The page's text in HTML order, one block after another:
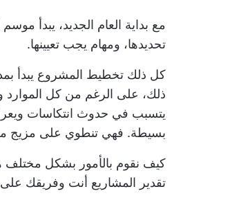
مع بداية العام الجديد، يبدأ
تحديدها، ومهام يجب تعيينها.
كل ذلك تخطيط المشروع يبدأ
ذلك، على الرغم من كل الموارد
يتسبب في حدوث انتكاسات
بسيطة. فهي تنطوي على مزيج
كيف نقوم بالأمور بشكل مختلف
تقدير المشاريع أنت وفريقك